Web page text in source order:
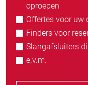
oproepen
Offertes voor uw
Finders voor
Slangafsluiters
e.v.m.